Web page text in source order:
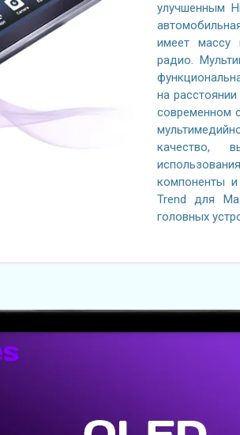
улучшенным
имеет массу
радио.
на
современном
качество,
компоненты и
Trend для
головных